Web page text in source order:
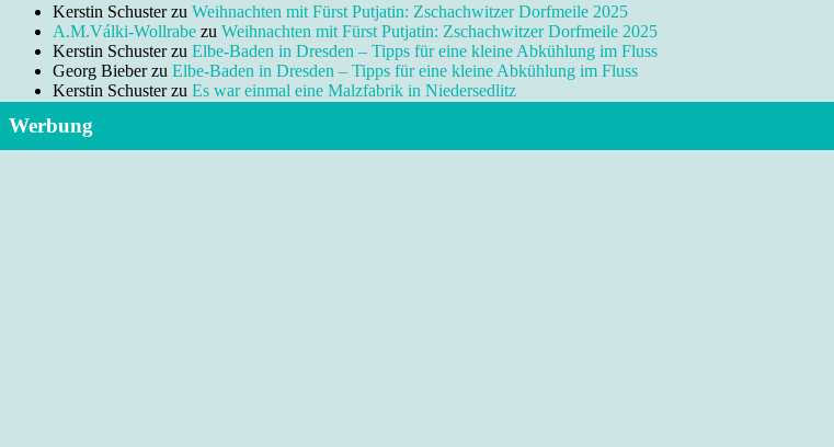
Kerstin Schusterzu Weihnachten mit Fürst Putjatin: Zschachwitzer Dorfmeile 2025
A.M.Válki-Wollrabe zu Weihnachten mit Fürst Putjatin: Zschachwitzer Dorfmeile 2025
Kerstin Schusterzu Elbe-Baden in Dresden – Tipps für eine kleine Abkühlung im Fluss
Georg Bieberzu Elbe-Baden in Dresden – Tipps für eine kleine Abkühlung im Fluss
Kerstin Schusterzu Es war einmal eine Malzfabrik in Niedersedlitz
Werbung